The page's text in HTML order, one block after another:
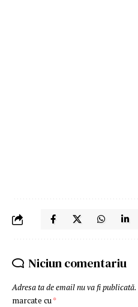
Niciun comentariu
Adresa ta de email nu va fi publicată.
marcate cu*